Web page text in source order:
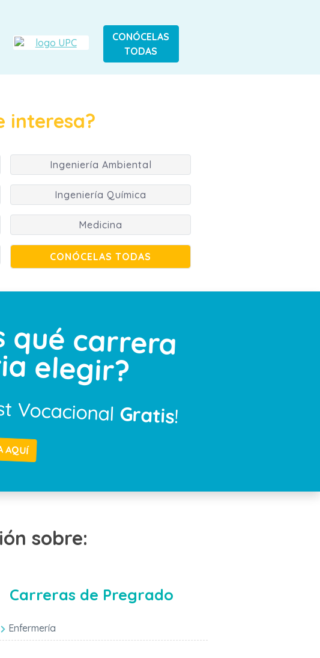
CONÓCELAS
TODAS
interesa?
Ingeniería Ambiental
Ingeniería Química
Medicina
CONÓCELAS TODAS
qué carrera
elegir?
VocacionalGratis!
AQUÍ
sobre:
Carreras de Pregrado
Enfermería